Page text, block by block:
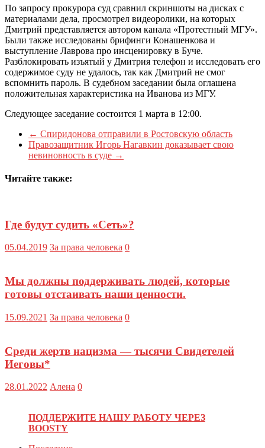
По запросу прокурора суд сравнил скриншоты на дисках с
материалами дела, просмотрел видеоролики, на которых
Дмитрий представляется автором канала «Протестный МГУ».
Были также исследованы брифинги Конашенкова и
выступление Лаврова про инсценировку в Буче.
Разблокировать изъятый у Дмитрия телефон и исследовать его
содержимое суду не удалось, так как Дмитрий не смог
вспомнить пароль. В судебном заседании была оглашена
положительная характеристика на Иванова из МГУ.
Следующее заседание состоится 1 марта в 12:00.
← Спиридонова отправили в Ростовскую область
Правозащитник Игорь Нагавкин доказывает свою
невиновность в суде →
Читайте также:
Где будут судить «Сеть»?
05.04.2019 За права человека 0
Мы должны поддерживать людей, которые
готовы отстаивать наши ценности.
15.09.2021 За права человека 0
Среди жертв нацизма — тысячи Свидетелей
Иеговы*
28.01.2022 Алена 0
ПОДДЕРЖИТЕ НАШУ РАБОТУ ЧЕРЕЗ
BOOSTY